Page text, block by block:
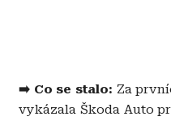
➡️ Co se stalo: Za
vykázala Škoda Auto